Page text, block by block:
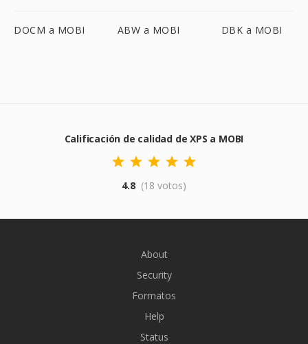
DOCM a MOBI ABW a MOBI DBK a MOBI
Calificación de calidad de XPS a MOBI
4.8 (18 votos)
About
Security
Formatos
Help
Status